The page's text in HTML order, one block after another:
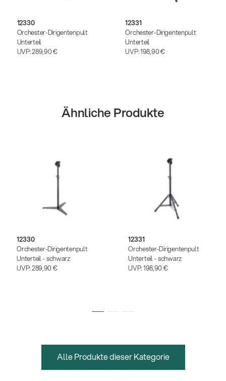
12330
Orchester-Dirigentenpult
Unterteil
UVP:289,90 €
12331
Orchester-Dirigentenpult
Unterteil
UVP:198,90 €
Ähnliche Produkte
12330
Orchester-Dirigentenpult
Unterteil - schwarz
UVP:289,90 €
12331
Orchester-Dirigentenpult
Unterteil - schwarz
UVP:198,90 €
Alle Produkte dieser Kategorie